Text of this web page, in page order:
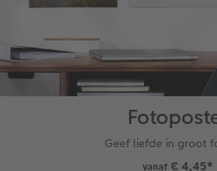
Geef liefde in groot
vanaf€ 4,45*